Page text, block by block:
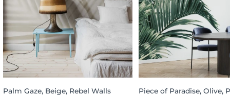
Palm Gaze, Beige, Rebel Walls Piece of Paradise, Olive,